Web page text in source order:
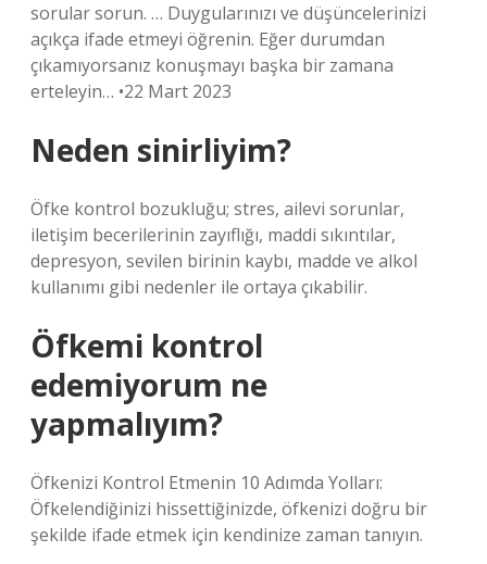
sorular sorun. … Duygularınızı ve düşüncelerinizi
açıkça ifade etmeyi öğrenin. Eğer durumdan
çıkamıyorsanız konuşmayı başka bir zamana
erteleyin… •22 Mart 2023
Neden sinirliyim?
Öfke kontrol bozukluğu; stres, ailevi sorunlar,
iletişim becerilerinin zayıflığı, maddi sıkıntılar,
depresyon, sevilen birinin kaybı, madde ve alkol
kullanımı gibi nedenler ile ortaya çıkabilir.
Öfkemi kontrol
edemiyorum ne
yapmalıyım?
Öfkenizi Kontrol Etmenin 10 Adımda Yolları:
Öfkelendiğinizi hissettiğinizde, öfkenizi doğru bir
şekilde ifade etmek için kendinize zaman tanıyın.